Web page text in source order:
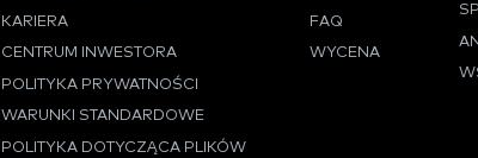
KARIERA
CENTRUM INWESTORA
POLITYKA PRYWATNOŚCI
WARUNKI STANDARDOWE
POLITYKA DOTYCZĄCA PLIKÓW
FAQ
WYCENA